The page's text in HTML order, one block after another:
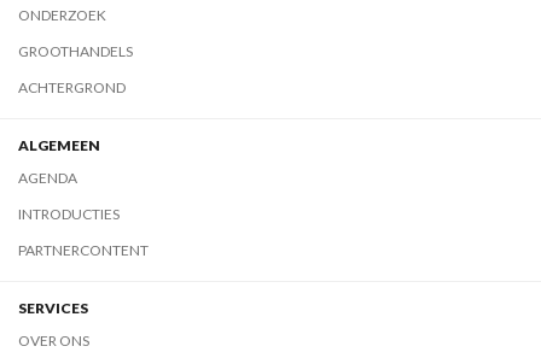
ONDERZOEK
GROOTHANDELS
ACHTERGROND
ALGEMEEN
AGENDA
INTRODUCTIES
PARTNERCONTENT
SERVICES
OVER ONS